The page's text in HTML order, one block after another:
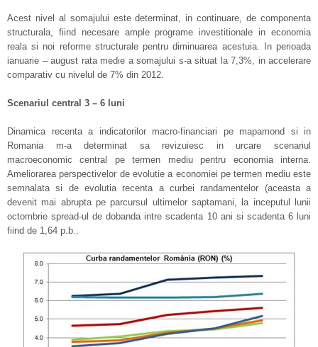
Acest nivel al somajului este determinat, in continuare, de componenta
structurala, fiind necesare ample programe investitionale in economia
reala si noi reforme structurale pentru diminuarea acestuia. In perioada
ianuarie – august rata medie a somajului s-a situat la 7,3%, in accelerare
comparativ cu nivelul de 7% din 2012.
Scenariul central 3 – 6 luni
Dinamica recenta a indicatorilor macro-financiari pe mapamond si in
Romania m-a determinat sa revizuiesc in urcare scenariul
macroeconomic central pe termen mediu pentru economia interna.
Ameliorarea perspectivelor de evolutie a economiei pe termen mediu este
semnalata si de evolutia recenta a curbei randamentelor (aceasta a
devenit mai abrupta pe parcursul ultimelor saptamani, la inceputul lunii
octombrie spread-ul de dobanda intre scadenta 10 ani si scadenta 6 luni
fiind de 1,64 p.b..